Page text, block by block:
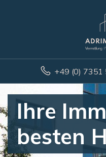
+49 (0)
Ihre
besten